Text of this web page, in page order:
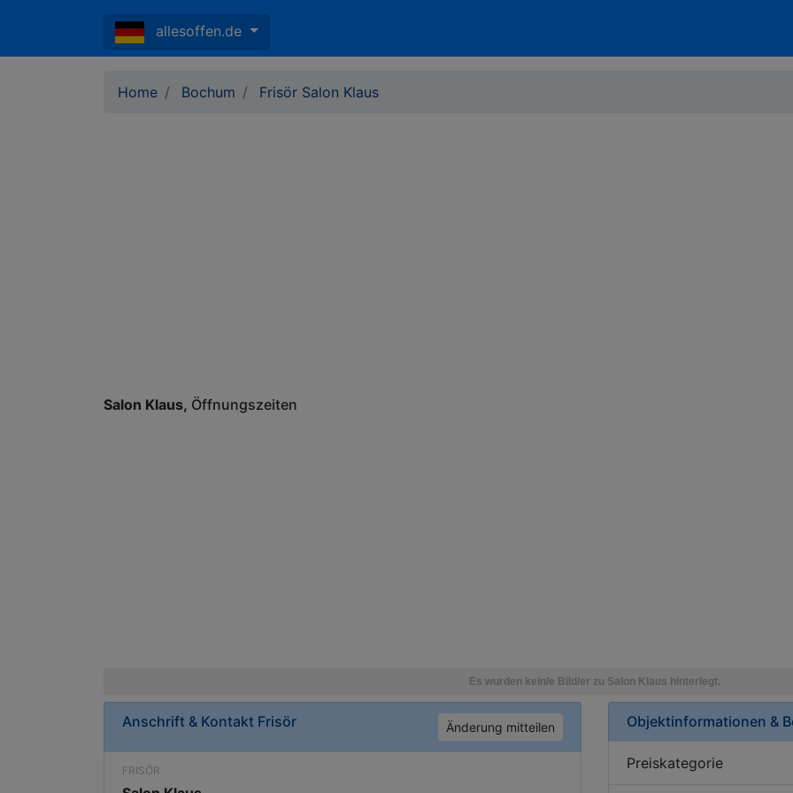
allesoffen.de
Home Bochum Frisör Salon Klaus
Salon Klaus Öffnungszeiten
Anschrift & Kontakt Frisör Änderung mitteilen
FRISÖR
Objektinformationen &
Preiskategorie